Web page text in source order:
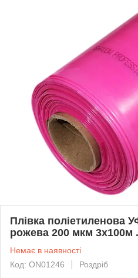
Плівка поліетиленова
рожева 200 мкм 3х100м
Немає в наявності
Код: ON01246
Роздріб